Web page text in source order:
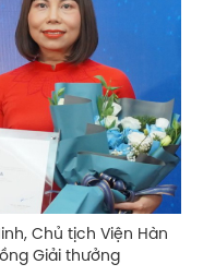
tịch Viện Hàn
Giải thưởng